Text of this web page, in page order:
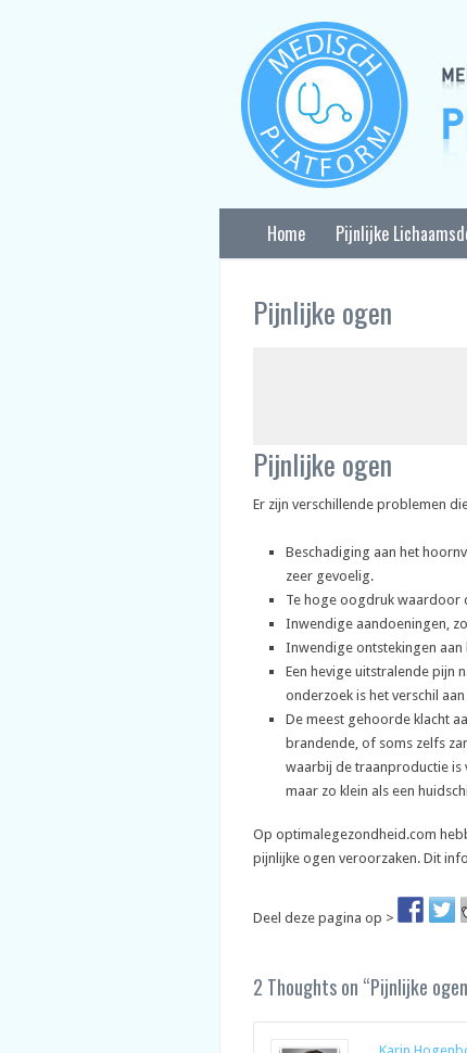
Home Pijnlijke
Pijnlijke ogen
Pijnlijke ogen
Er zijn verschillende prob lemen
Beschadiging aan het
zeer gevoelig.
Te hoge oogdruk waardoor
Inwendige aandoeningen,
Inwendige ontstekingen
Een hevige uitstralende pijn
onderzoek is het verschil
De meest gehoorde klacht
brandende, of soms zelfs
waarbij de traanproductie is
maar zo klein als een
Op optimalegezondheid.com
pijnlijke ogen veroorzaken. Dit
Deel deze pagina op >
2 Thoughts on “Pijnlijke ogen